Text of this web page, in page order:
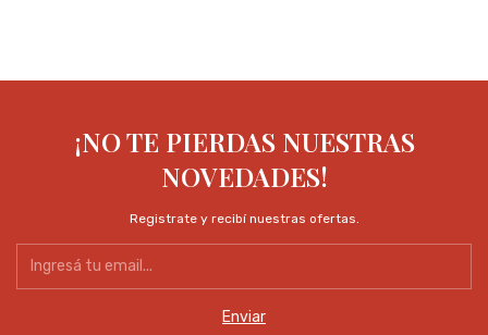
¡NO TE PIERDAS NUESTRAS
NOVEDADES!
Registrate y recibí nuestras ofertas.